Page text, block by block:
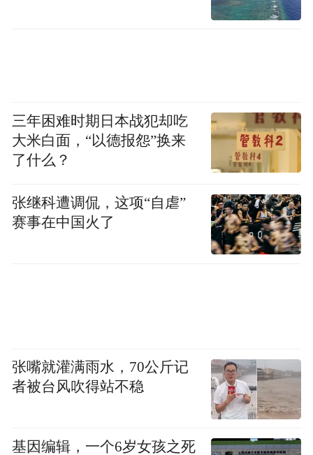
三年困难时期日本战犯却吃
大米白面，“以德报怨”换来
了什么？
张继科遭调侃，这项“自虐”
赛事在中国火了
张嘴就灌满雨水，70公斤记
者被台风吹得站不稳
基因编辑，一个6岁女孩之死